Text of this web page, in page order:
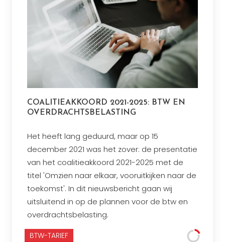
COALITIEAKKOORD 2021-2025: BTW EN
OVERDRACHTSBELASTING
Het heeft lang geduurd, maar op 15
december 2021 was het zover: de presentatie
van het coalitieakkoord 2021-2025 met de
titel 'Omzien naar elkaar, vooruitkijken naar de
toekomst'. In dit nieuwsbericht gaan wij
uitsluitend in op de plannen voor de btw en
overdrachtsbelasting.
BTW-TARIEF